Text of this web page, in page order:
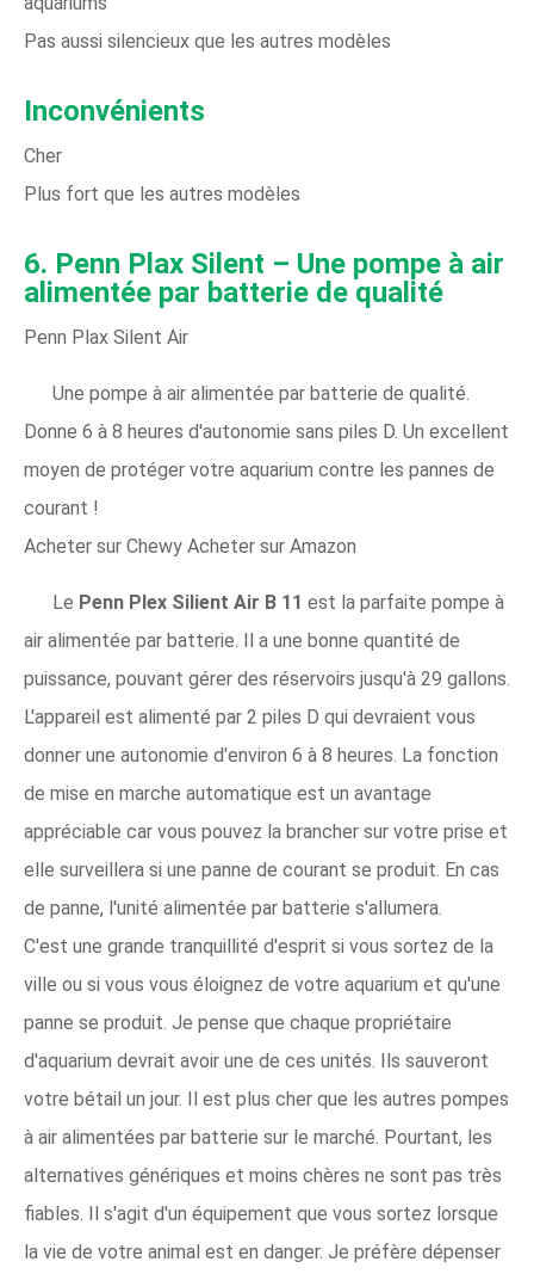
Pas aussi silencieux que les autres modèles
Inconvénients
Cher
Plus fort que les autres modèles
6. Penn Plax Silent – ​​Une pompe à air
alimentée par batterie de qualité
Penn Plax Silent Air
Une pompe à air alimentée par batterie de qualité.
Donne 6 à 8 heures d'autonomie sans piles D. Un excellent
moyen de protéger votre aquarium contre les pannes de
courant !
Acheter sur Chewy Acheter sur Amazon
Le Penn Plex Silient Air B 11 est la parfaite pompe à
air alimentée par batterie. Il a une bonne quantité de
puissance, pouvant gérer des réservoirs jusqu'à 29 gallons.
L'appareil est alimenté par 2 piles D qui devraient vous
donner une autonomie d'environ 6 à 8 heures. La fonction
de mise en marche automatique est un avantage
appréciable car vous pouvez la brancher sur votre prise et
elle surveillera si une panne de courant se produit. En cas
de panne, l'unité alimentée par batterie s'allumera.
C'est une grande tranquillité d'esprit si vous sortez de la
ville ou si vous vous éloignez de votre aquarium et qu'une
panne se produit. Je pense que chaque propriétaire
d'aquarium devrait avoir une de ces unités. Ils sauveront
votre bétail un jour. Il est plus cher que les autres pompes
à air alimentées par batterie sur le marché. Pourtant, les
alternatives génériques et moins chères ne sont pas très
fiables. Il s'agit d'un équipement que vous sortez lorsque
la vie de votre animal est en danger. Je préfère dépenser